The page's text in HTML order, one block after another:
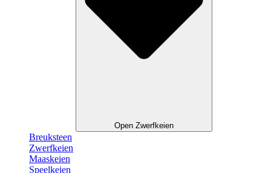
Open Zwerfkeien
Breuksteen
Zwerfkeien
Maaskeien
Speelkeien